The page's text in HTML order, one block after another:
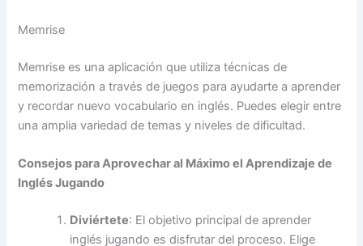
Memrise
Memrise es una aplicación que utiliza técnicas de
memorización a través de juegos para ayudarte a aprender
y recordar nuevo vocabulario en inglés. Puedes elegir entre
una amplia variedad de temas y niveles de dificultad.
Consejos para Aprovechar al Máximo el Aprendizaje de
Inglés Jugando
Diviértete: El objetivo principal de aprender
inglés jugando es disfrutar del proceso. Elige